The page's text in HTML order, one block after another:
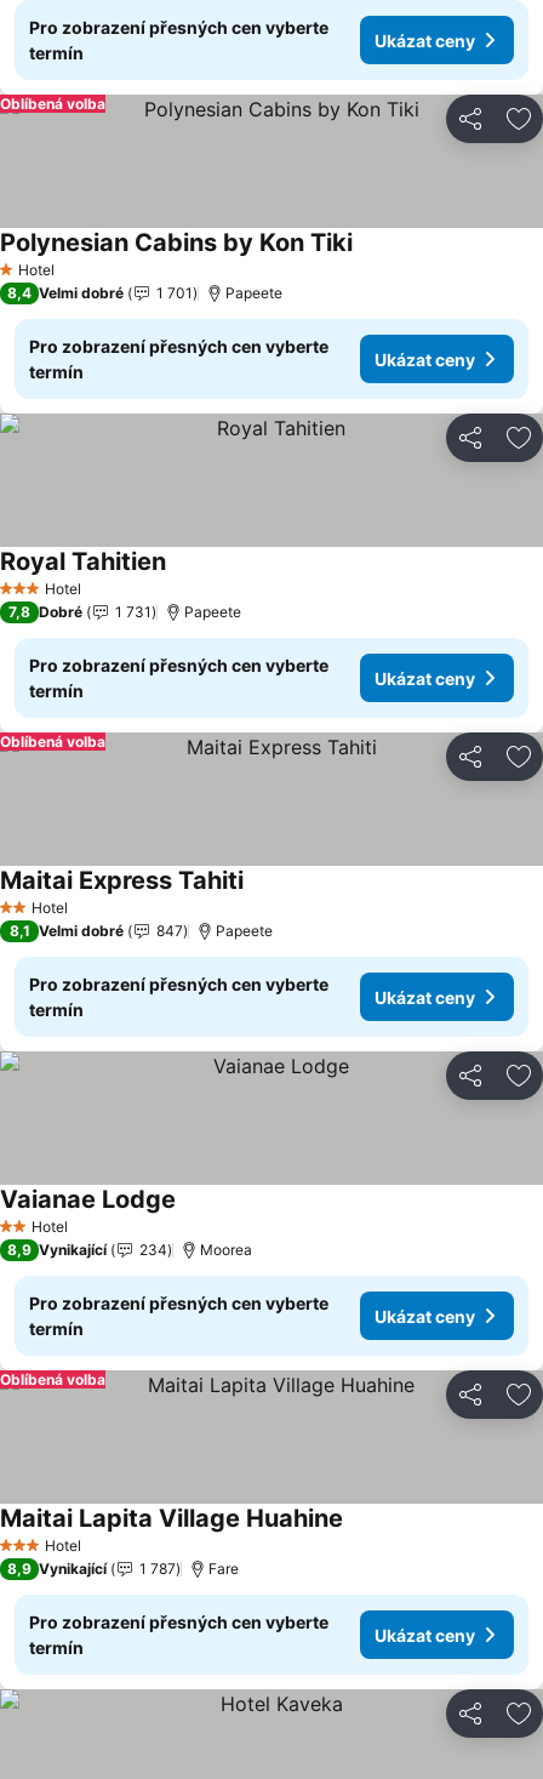
Pro zobrazení přesných cen vyberte
termín
Ukázat ceny
Sdílet
Oblíbená volba
1 Počet hvězdiček
Hotel
Polynesian Cabins by Kon TikiUkázat ceny
8,4 Velmi dobré 1 701 Papeete
Pro zobrazení přesných cen vyberte
termín
Ukázat ceny
Sdílet
3 Počet hvězdiček
Hotel
Royal TahitienUkázat ceny
7,8 Dobré 1 731 Papeete
Pro zobrazení přesných cen vyberte
termín
Ukázat ceny
Sdílet
Oblíbená volba
2 Počet hvězdiček
Hotel
Maitai Express TahitiUkázat ceny
8,1 Velmi dobré 847 Papeete
Pro zobrazení přesných cen vyberte
termín
Ukázat ceny
Sdílet
2 Počet hvězdiček
Hotel
Vaianae Lodge
8,9 Vynikající 234 Moorea
Pro zobrazení přesných cen vyberte
termín
Ukázat ceny
Sdílet
Oblíbená volba
3 Počet hvězdiček
Hotel
Maitai Lapita Village Huahine
8,9 Vynikající 1 787 Fare
Pro zobrazení přesných cen vyberte
termín
Ukázat ceny
Sdílet